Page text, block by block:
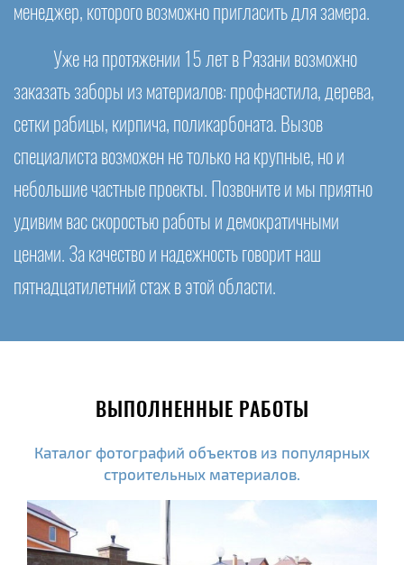
менеджер, которого возможно пригласить для замера.
Уже на протяжении 15 лет в Рязани возможно
заказать заборы из материалов: профнастила, дерева,
сетки рабицы, кирпича, поликарбоната. Вызов
специалиста возможен не только на крупные, но и
небольшие частные проекты. Позвоните и мы приятно
удивим вас скоростью работы и демократичными
ценами. За качество и надежность говорит наш
пятнадцатилетний стаж в этой области.
ВЫПОЛНЕННЫЕ РАБОТЫ
Каталог фотографий объектов из популярных
строительных материалов.